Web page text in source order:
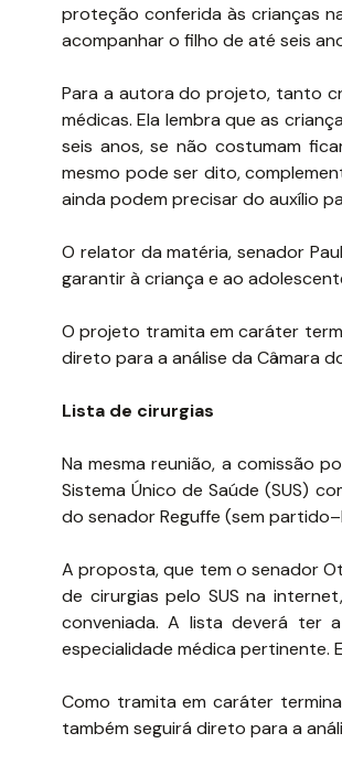
proteção conferida às crianças
acompanhar o filho de até seis
Para a autora do projeto, tanto
médicas. Ela lembra que as
seis anos, se não costumam
mesmo pode ser dito,
ainda podem precisar do auxílio
O relator da matéria, senador
garantir à criança e ao
O projeto tramita em caráter
direto para a análise da Câmara
Lista de cirurgias
Na mesma reunião, a comissão
Sistema Único de Saúde (SUS)
do senador Reguffe (sem
A proposta, que tem o senador
de cirurgias pelo SUS na
conveniada. A lista deverá ter
especialidade médica pertinente.
Como tramita em caráter
também seguirá direto para a